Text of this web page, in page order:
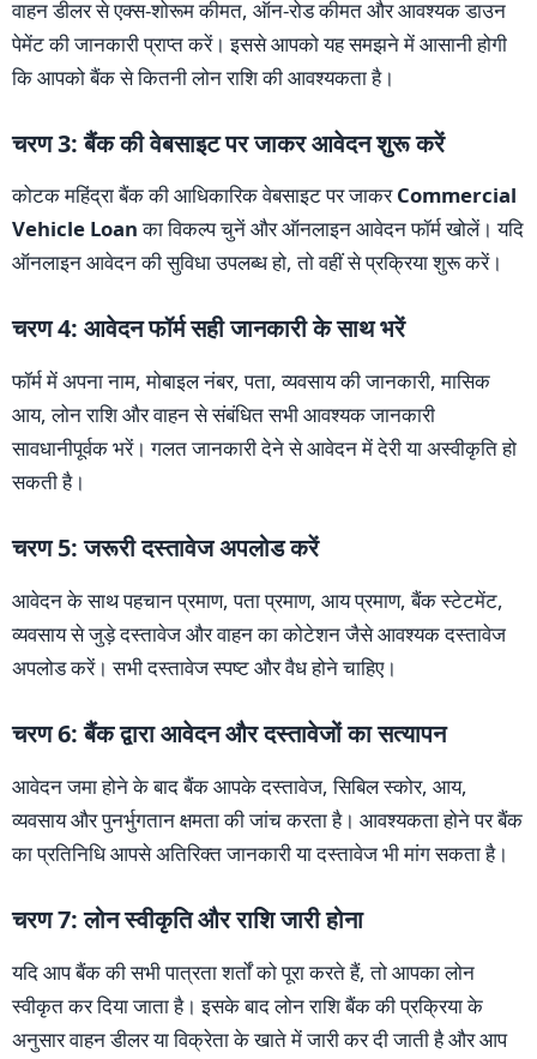
वाहन डीलर से एक्स-शोरूम कीमत, ऑन-रोड कीमत और आवश्यक डाउन
पेमेंट की जानकारी प्राप्त करें। इससे आपको यह समझने में आसानी होगी
कि आपको बैंक से कितनी लोन राशि की आवश्यकता है।
चरण 3: बैंक की वेबसाइट पर जाकर आवेदन शुरू करें
कोटक महिंद्रा बैंक की आधिकारिक वेबसाइट पर जाकरCommercial
Vehicle Loanका विकल्प चुनें और ऑनलाइन आवेदन फॉर्म खोलें। यदि
ऑनलाइन आवेदन की सुविधा उपलब्ध हो, तो वहीं से प्रक्रिया शुरू करें।
चरण 4: आवेदन फॉर्म सही जानकारी के साथ भरें
फॉर्म में अपना नाम, मोबाइल नंबर, पता, व्यवसाय की जानकारी, मासिक
आय, लोन राशि और वाहन से संबंधित सभी आवश्यक जानकारी
सावधानीपूर्वक भरें। गलत जानकारी देने से आवेदन में देरी या अस्वीकृति हो
सकती है।
चरण 5: जरूरी दस्तावेज अपलोड करें
आवेदन के साथ पहचान प्रमाण, पता प्रमाण, आय प्रमाण, बैंक स्टेटमेंट,
व्यवसाय से जुड़े दस्तावेज और वाहन का कोटेशन जैसे आवश्यक दस्तावेज
अपलोड करें। सभी दस्तावेज स्पष्ट और वैध होने चाहिए।
चरण 6: बैंक द्वारा आवेदन और दस्तावेजों का सत्यापन
आवेदन जमा होने के बाद बैंक आपके दस्तावेज, सिबिल स्कोर, आय,
व्यवसाय और पुनर्भुगतान क्षमता की जांच करता है। आवश्यकता होने पर बैंक
का प्रतिनिधि आपसे अतिरिक्त जानकारी या दस्तावेज भी मांग सकता है।
चरण 7: लोन स्वीकृति और राशि जारी होना
यदि आप बैंक की सभी पात्रता शर्तों को पूरा करते हैं, तो आपका लोन
स्वीकृत कर दिया जाता है। इसके बाद लोन राशि बैंक की प्रक्रिया के
अनुसार वाहन डीलर या विक्रेता के खाते में जारी कर दी जाती है और आप